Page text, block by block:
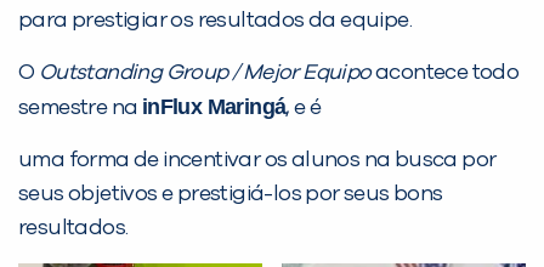
para prestigiar os resultados da equipe.
O Outstanding Group / Mejor Equipoacontece todo
semestre na inFlux Maringá, e é
uma forma de incentivar os alunos na busca por
seus objetivos e prestigiá-los por seus bons
resultados.
Desculpe!
Não encontramos nenhuma unidade
você digitou.